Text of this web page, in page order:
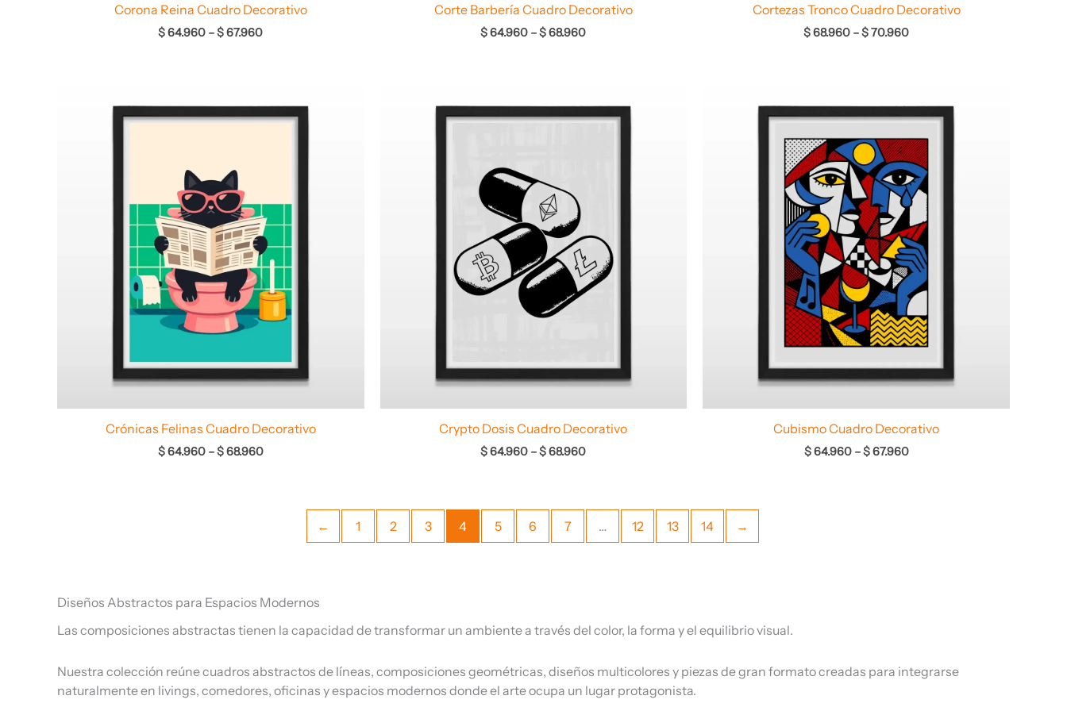
Corona Reina Cuadro Decorativo
$64.960 –$67.960
Corte Barbería Cuadro Decorativo
$64.960 –$68.960
Cortezas Tronco Cuadro Decorativo
$68.960 –$70.960
Crónicas Felinas Cuadro Decorativo
$64.960 –$68.960
desde
Crypto Dosis Cuadro Decorativo
$64.960 –$68.960
Cubismo Cuadro Decorativo
$64.960 –$67.960
$ 64.960
hasta
$ 67.960
← 1 2 3 4 5 6 7 … 12 13 14 →
Diseños Abstractos para Espacios Modernos
Las composiciones abstractas tienen la capacidad de transformar un ambiente a través del color, la forma y el equilibrio visual.
Nuestra colección reúne cuadros abstractos de líneas, composiciones geométricas, diseños multicolores y piezas de gran formato creadas para integrarse
naturalmente en livings, comedores, oficinas y espacios modernos donde el arte ocupa un lugar protagonista.